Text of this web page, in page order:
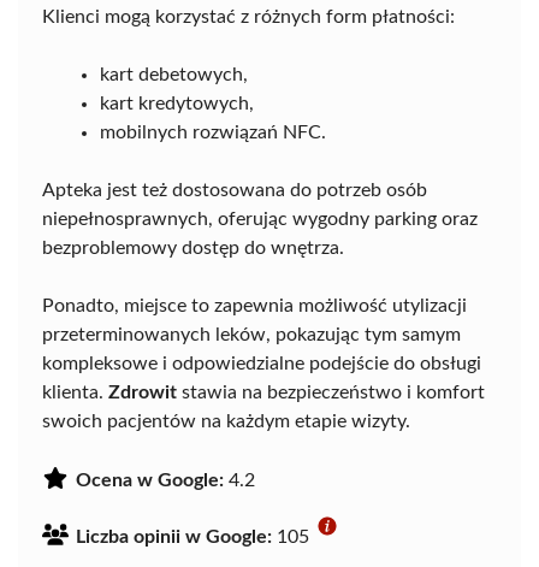
Klienci mogą korzystać z różnych form płatności:
kart debetowych,
kart kredytowych,
mobilnych rozwiązań NFC.
Apteka jest też dostosowana do potrzeb osób
niepełnosprawnych, oferując wygodny parking oraz
bezproblemowy dostęp do wnętrza.
Ponadto, miejsce to zapewnia możliwość utylizacji
przeterminowanych leków, pokazując tym samym
kompleksowe i odpowiedzialne podejście do obsługi
klienta. Zdrowit stawia na bezpieczeństwo i komfort
swoich pacjentów na każdym etapie wizyty.
Ocena w Google: 4.2
Liczba opinii w Google: 105